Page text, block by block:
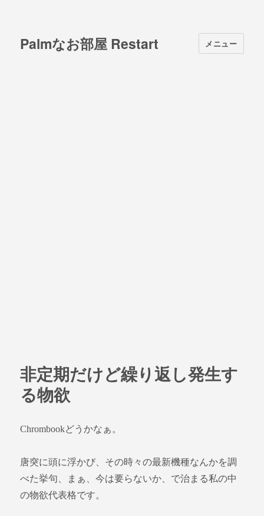
Palmなお部屋 Restart メニュー
非定期だけど繰り返し発生す
る物欲
Chrombookどうかなぁ。
唐突に頭に浮かび、その時々の最新機種なんかを調
べた挙句、まぁ、今は要らないか、で治まる私の中
の物欲代表格です。